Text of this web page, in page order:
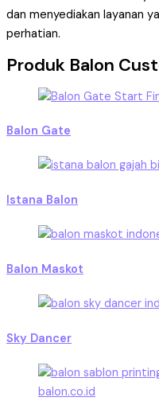
dan menyediakan layanan
perhatian.
Produk Balon
Balon Gate
Istana Balon
Balon Maskot
Sky Dancer